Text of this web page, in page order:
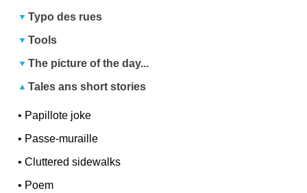
Typo des rues
Tools
The picture of the day...
Tales ans short stories
• Papillote joke
• Passe-muraille
•Cluttered sidewalks
• Poem